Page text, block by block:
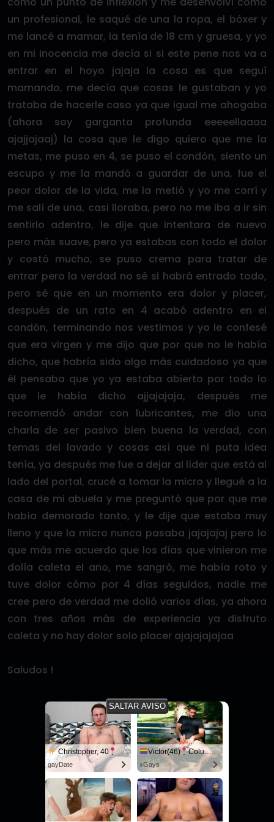
un profesional, le saqué de una la ropa, el bóxer y
me lancé a mamar, la tenía de 18 cm y gruesa, y yo
en mi inocencia me decía si si este pene nos va a
entrar en el hoyo jajaja la cosa es que seguí
mamando, me decía que cosas le gustaban y yo
trataba de hacerle caso ya que igual me ahogaba
(ahora soy garganta profunda eeeeellaaaa
ajajjajaaj) la cosa que le digo quiero que me la
metas, me puso en 4, se puso el condón, siento un
escupo y me la mandó a guardar de una, fue el
peor dolor de la vida, me la metió y yo me corrí y
me salí de una, casi lloraba, pero no me iba a ir sin
sentirlo adentro, le dije que intentara de nuevo
pero más suave, pero ya estabas con todo el dolor
y costó mucho, se puso crema para tratar de
entrar pero la verdad no sé si habrá entrado todo,
pero sé que en un momento era dolor y placer,
después de un rato en 4 acabó adentro en el
condón, terminando nos vestimos y yo le confesé
que era virgen y me dijo que por que no le había
dicho, que habría sido algo más cuidadoso ya que
él pensaba que yo ya estaba abierto por todo lo
que le había dicho ajjajajaja, después me
recomendó andar con lubricantes, me dio una
charla de ser pasivo bien buena la verdad, con
temas del lavado y cosas así que ni puta idea
tenía, ya después me fue a dejar al líder que está al
lado del portal, crucé a tomar la micro y llegué a la
casa de mi abuela y me preguntó que por que me
había demorado tanto, y le dije que estaba muy
lleno y que la micro nunca pasaba jajajajaj pero lo
que más me acuerdo que los días que vinieron me
dolía caleta el ano, me sangró, me había roto y
tuve dolor cómo por 4 días seguidos, nadie me
cree pero de verdad me dolió varios días, ya ahora
con tres años más de experiencia ya disfruto
caleta y no hay dolor solo placer ajajajajajaa
Saludos !
¿Qué te pareció este relato?
Confirmar valoración
Selecciona una estrella para valorar
3.9/5
26 votos
Christopher, 40 Columbus
gayDate
Victor(46) Columbus
xGays
SALTAR AVISO